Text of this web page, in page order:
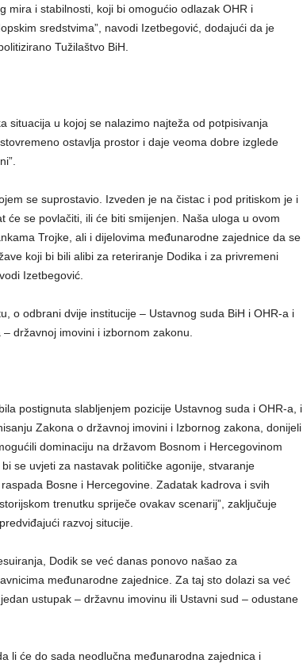
mira i stabilnosti, koji bi omogućio odlazak OHR i
sredstvima”, navodi Izetbegović, dodajući da je
Tužilaštvo BiH.
situacija u kojoj se nalazimo najteža od potpisivanja
ostavlja prostor i daje veoma dobre izglede
se suprostavio. Izveden je na čistac i pod pritiskom je i
će se povlačiti, ili će biti smijenjen. Naša uloga u ovom
Trojke, ali i dijelovima međunarodne zajednice da se
koji bi bili alibi za reteriranje Dodika i za privremeni
Izetbegović.
o odbrani dvije institucije – Ustavnog suda BiH i OHR-a i
državnoj imovini i izbornom zakonu.
postignuta slabljenjem pozicije Ustavnog suda i OHR-a, i
Zakona o državnoj imovini i Izbornog zakona, donijeli
dominaciju na državom Bosnom i Hercegovinom
se uvjeti za nastavak političke agonije, stvaranje
Bosne i Hercegovine. Zadatak kadrova i svih
trenutku spriječe ovakav scenarij”, zaključuje
razvoj situcije.
Dodik se već danas ponovo našao za
međunarodne zajednice. Za taj sto dolazi sa već
ustupak – državnu imovinu ili Ustavni sud – odustane
li će do sada neodlučna međunarodna zajednica i